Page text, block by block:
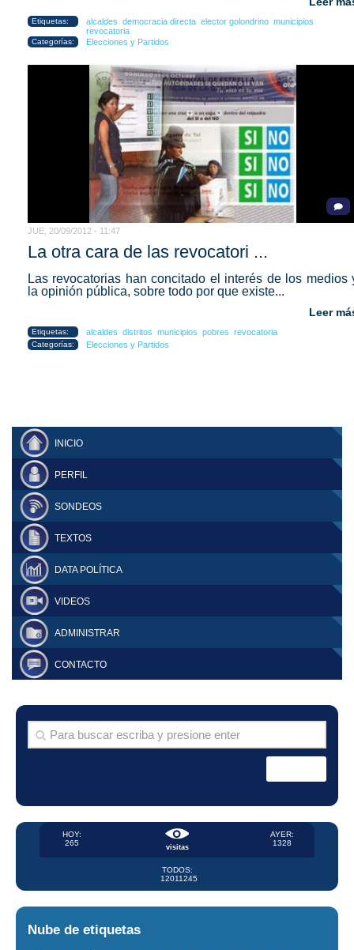
Etiquetas: alcaldes democracia directa elector golondrino municipios
revocatoria
Categorías: Elecciones y Partidos
JUE, 20/09/2012 - 11:47
La otra cara de las revocatori ...
Las revocatorias han concitado el interés de los medios
la opinión pública, sobre todo por que existe...
Leer
Etiquetas: alcaldes distritos municipios pobres revocatoria
Categorías: Elecciones y Partidos
INICIO
PERFIL
SONDEOS
TEXTOS
DATA POLÍTICA
VIDEOS
ADMINISTRAR
CONTACTO
visitas
HOY:
265
AYER:
1328
TODOS:
12011245
Nube de etiquetas